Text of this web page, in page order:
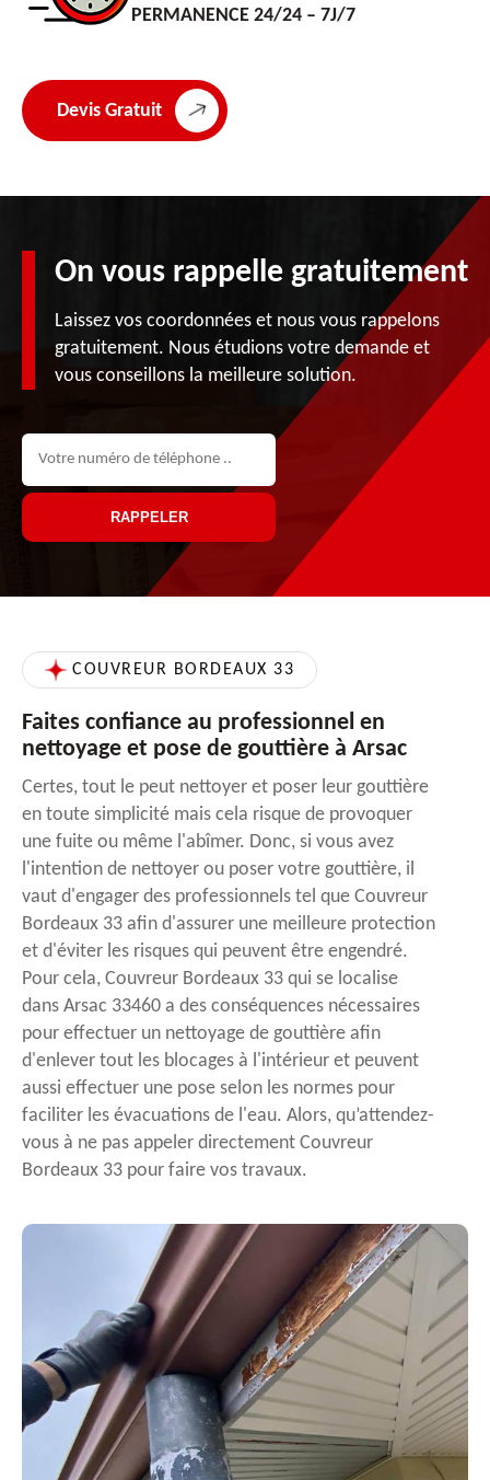
PERMANENCE 24/24 – 7J/7
Devis Gratuit
On vous rappelle gratuitement
Laissez vos coordonnées et nous vous rappelons
gratuitement. Nous étudions votre demande et
vous conseillons la meilleure solution.
COUVREUR BORDEAUX 33
Faites confiance au professionnel en
nettoyage et pose de gouttière à Arsac
Certes, tout le peut nettoyer et poser leur gouttière
en toute simplicité mais cela risque de provoquer
une fuite ou même l'abîmer. Donc, si vous avez
l'intention de nettoyer ou poser votre gouttière, il
vaut d'engager des professionnels tel que Couvreur
Bordeaux 33 afin d'assurer une meilleure protection
et d'éviter les risques qui peuvent être engendré.
Pour cela, Couvreur Bordeaux 33 qui se localise
dans Arsac 33460 a des conséquences nécessaires
pour effectuer un nettoyage de gouttière afin
d'enlever tout les blocages à l'intérieur et peuvent
aussi effectuer une pose selon les normes pour
faciliter les évacuations de l'eau. Alors, qu’attendez-
vous à ne pas appeler directement Couvreur
Bordeaux 33 pour faire vos travaux.